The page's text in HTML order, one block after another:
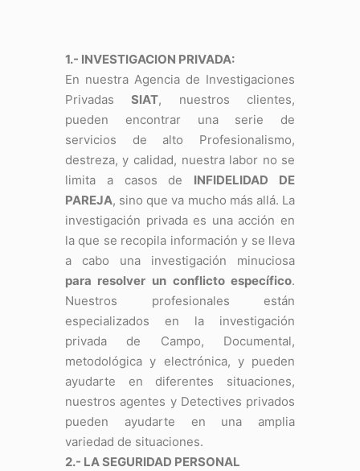
1.- INVESTIGACION PRIVADA:
En nuestra Agencia de Investigaciones
PrivadasSIAT, nuestros clientes,
pueden encontrar una serie de
servicios de alto Profesionalismo,
destreza, y calidad, nuestra labor no se
limita a casos de INFIDELIDAD DE
PAREJA, sino que va mucho más allá. La
investigación privada es una acción en
la que se recopila información y se lleva
a cabo una investigación minuciosa
para resolver un conflicto específico.
Nuestros profesionales están
especializados en la investigación
privada de Campo, Documental,
metodológica y electrónica, y pueden
ayudarte en diferentes situaciones,
nuestros agentes y Detectives privados
pueden ayudarte en una amplia
variedad de situaciones.
2.- LA SEGURIDAD PERSONAL